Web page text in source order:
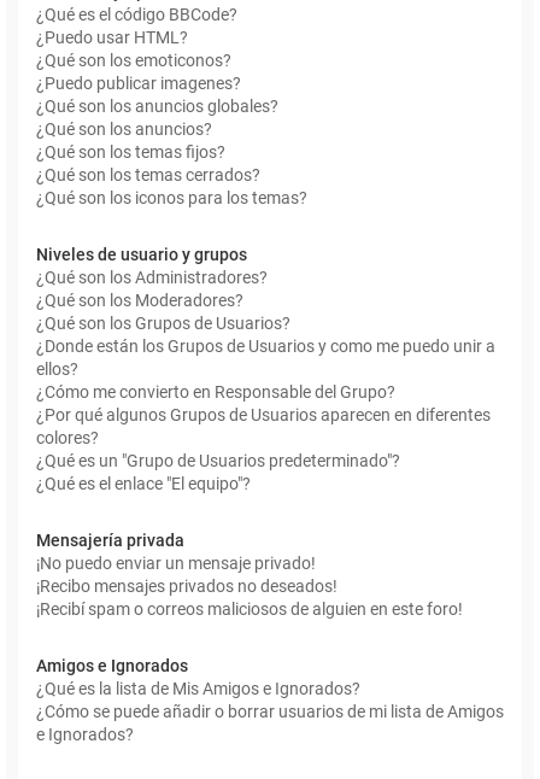
¿Qué es el código BBCode?
¿Puedo usar HTML?
¿Qué son los emoticonos?
¿Puedo publicar imagenes?
¿Qué son los anuncios globales?
¿Qué son los anuncios?
¿Qué son los temas fijos?
¿Qué son los temas cerrados?
¿Qué son los iconos para los temas?
Niveles de usuario y grupos
¿Qué son los Administradores?
¿Qué son los Moderadores?
¿Qué son los Grupos de Usuarios?
¿Donde están los Grupos de Usuarios y como me puedo unir a
ellos?
¿Cómo me convierto en Responsable del Grupo?
¿Por qué algunos Grupos de Usuarios aparecen en diferentes
colores?
¿Qué es un "Grupo de Usuarios predeterminado"?
¿Qué es el enlace "El equipo"?
Mensajería privada
¡No puedo enviar un mensaje privado!
¡Recibo mensajes privados no deseados!
¡Recibí spam o correos maliciosos de alguien en este foro!
Amigos e Ignorados
¿Qué es la lista de Mis Amigos e Ignorados?
¿Cómo se puede añadir o borrar usuarios de mi lista de Amigos
e Ignorados?